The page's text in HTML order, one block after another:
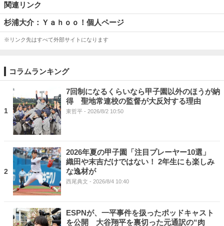
関連リンク
杉浦大介：Ｙａｈｏｏ！個人ページ
※リンク先はすべて外部サイトになります
コラムランキング
1
7回制になるくらいなら甲子園以外のほうが納
得 聖地常連校の監督が大反対する理由
東哲平 - 2026/8/2 10:50
2
2026年夏の甲子園「注目プレーヤー10選」
織田や末吉だけではない！ 2年生にも楽しみ
な逸材が
西尾典文 - 2026/8/4 10:40
ESPNが、一平事件を扱ったポッドキャスト
を公開 大谷翔平を裏切った元通訳の“肉